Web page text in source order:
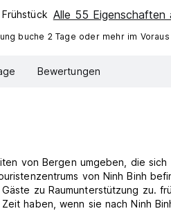
Alle 55 Eigenschaften
buche 2 Tage oder mehr im Voraus
Bewertungen
von Bergen umgeben, die
von Ninh Binh
zu Raumunterstützung zu.
haben, wenn sie nach Ninh